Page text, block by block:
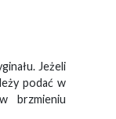
Jeżeli
podać w
brzmieniu